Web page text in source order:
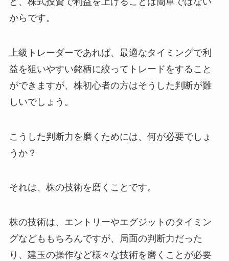
からです。
上級トレーダーであれば、最適なタイミングで利
益を狙いやすい銘柄に絞ってトレードをすること
ができますが、株初心者の方はそうした判断が難
しいでしょう。
こうした判断力を磨くためには、何が必要でしょ
うか？
それは、株の技術を磨くことです。
株の技術は、エントリーやエグジットのタイミン
グなどももちろんですが、局面の判断力だった
り、建玉の操作など様々な技術を磨くことが必要